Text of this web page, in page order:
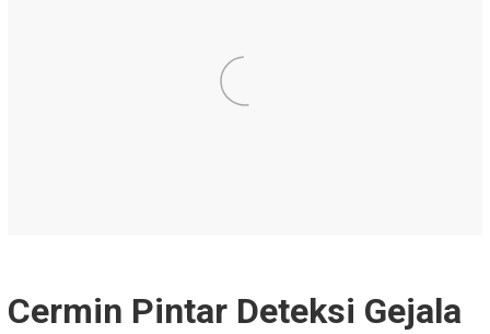
Cermin Pintar Deteksi Gejala